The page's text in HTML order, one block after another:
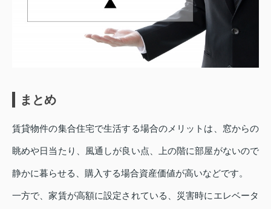
まとめ
賃貸物件の集合住宅で生活する場合のメリットは、窓からの
眺めや日当たり、風通しが良い点、上の階に部屋がないので
静かに暮らせる、購入する場合資産価値が高いなどです。
一方で、家賃が高額に設定されている、災害時にエレベータ